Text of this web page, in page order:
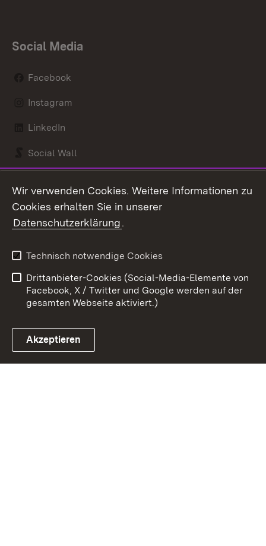
Social Media
Facebook
Instagram
LinkedIn
Social Wall
Link zum Landesportal
Kontakt
Barrierefreiheit
Impressum
Cookies
Wir verwenden Cookies. Weitere Informationen zu
Cookies erhalten Sie in unserer
Datenschutzerklärung.
Technisch notwendige Cookies
Drittanbieter-Cookies (Social-Media-Elemente von
Facebook, X / Twitter und Google werden auf der
gesamten Webseite aktiviert.)
Akzeptieren